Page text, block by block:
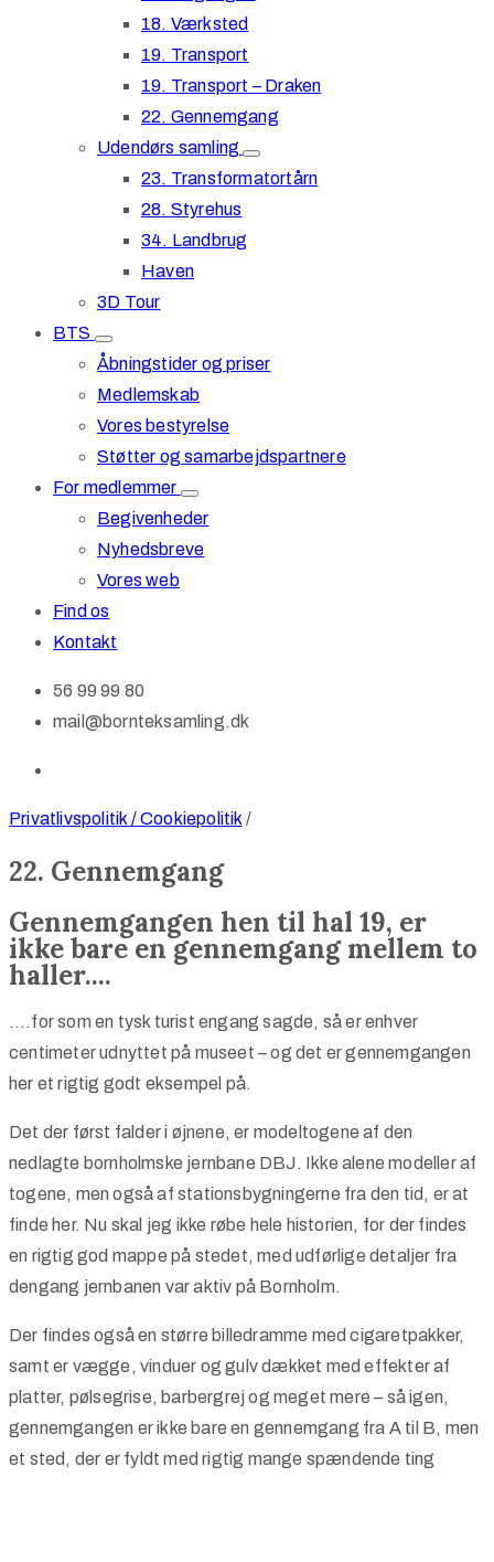
18. Værksted
19. Transport
19. Transport – Draken
22. Gennemgang
Udendørs samling
23. Transformatortårn
28. Styrehus
34. Landbrug
Haven
3D Tour
BTS
Åbningstider og priser
Medlemskab
Vores bestyrelse
Støtter og samarbejdspartnere
For medlemmer
Begivenheder
Nyhedsbreve
Vores web
Find os
Kontakt
56 99 99 80
mail@bornteksamling.dk
Privatlivspolitik / Cookiepolitik /
22. Gennemgang
Gennemgangen hen til hal 19, er
ikke bare en gennemgang mellem to
haller....
….for som en tysk turist engang sagde, så er enhver
centimeter udnyttet på museet – og det er gennemgangen
her et rigtig godt eksempel på.
Det der først falder i øjnene, er modeltogene af den
nedlagte bornholmske jernbane DBJ. Ikke alene modeller af
togene, men også af stationsbygningerne fra den tid, er at
finde her. Nu skal jeg ikke røbe hele historien, for der findes
en rigtig god mappe på stedet, med udførlige detaljer fra
dengang jernbanen var aktiv på Bornholm.
Der findes også en større billedramme med cigaretpakker,
samt er vægge, vinduer og gulv dækket med effekter af
platter, pølsegrise, barbergrej og meget mere – så igen,
gennemgangen er ikke bare en gennemgang fra A til B, men
et sted, der er fyldt med rigtig mange spændende ting